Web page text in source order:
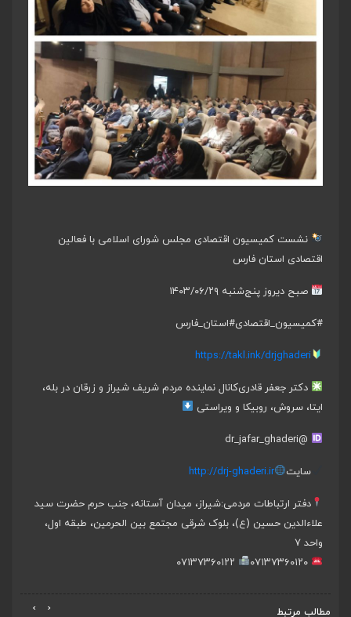
نشست کمیسیون اقتصادی مجلس شورای اسلامی با فعالین
اقتصادی استان فارس
صبح دیروز پنج‌شنبه ۱۴۰۳/۰۶/۲۹
#کمیسیون_اقتصادی#استان_فارس
https://takl.ink/drjghaderi
دکتر جعفر قادریکانال نماینده مردم شریف شیراز و زرقان در بله،
ایتا، سروش، روبیکا و ویراستی
@dr_jafar_ghaderi
سایت http://drj-ghaderi.ir
دفتر ارتباطات مردمی:شیراز، میدان آستانه، جنب حرم حضرت سید
علاءالدین حسین (ع)، بلوک شرقی مجتمع بین الحرمین، طبقه اول،
واحد ۷
مطالب مرتبط ‹
›